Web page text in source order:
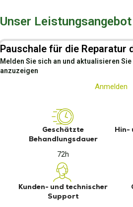
Unser
Pauschale für die Reparatur
Melden Sie sich an und aktualisieren
anzuzeigen
Anmelden
Geschätzte
Behandlungsdauer
72h
Hin-
Kunden- und technischer
Support